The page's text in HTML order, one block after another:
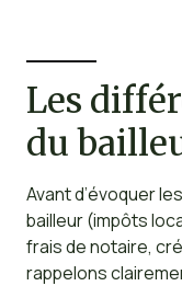
Les
du
Avant d’évoquer
bailleur (impôts
frais de notaire,
rappelons